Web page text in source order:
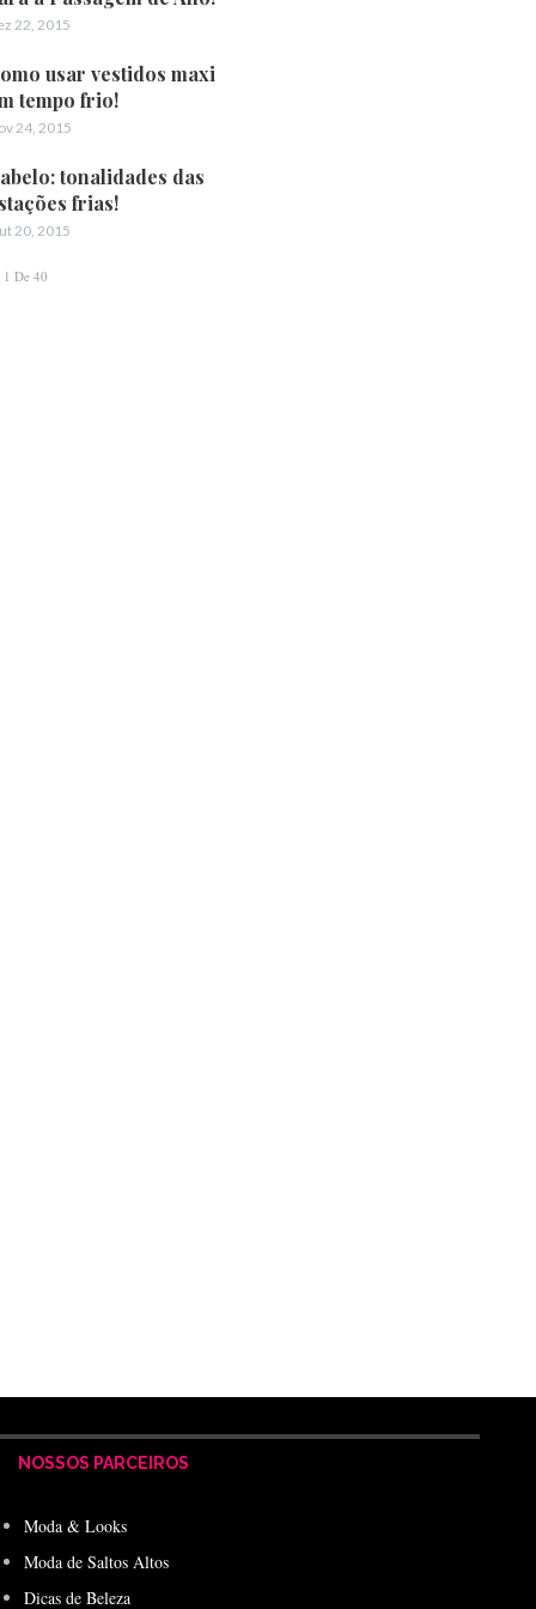
22, 2015
usar vestidos maxi
tempo frio!
24, 2015
tonalidades das
frias!
20, 2015
1 De 40
NOSSOS PARCEIROS
Moda & Looks
Moda de Saltos Altos
Dicas de Beleza